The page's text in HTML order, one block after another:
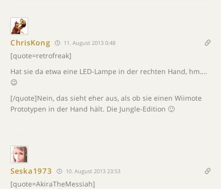
ChrisKong 11. August 2013 0:48
[quote=retrofreak]
Hat sie da etwa eine LED-Lampe in der rechten Hand, hm….
😉
[/quote]Nein, das sieht eher aus, als ob sie einen Wiimote
Prototypen in der Hand hält. Die Jungle-Edition 🙂
Seska1973 10. August 2013 23:53
[quote=AkiraTheMessiah]